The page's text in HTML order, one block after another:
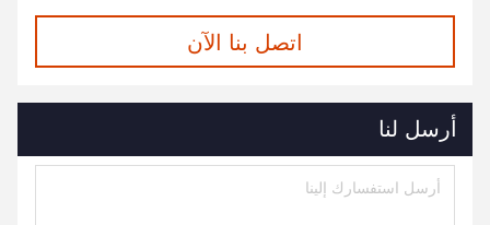
اتصل بنا الآن
أرسل لنا